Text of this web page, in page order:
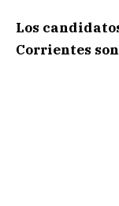
Los
Corrientes